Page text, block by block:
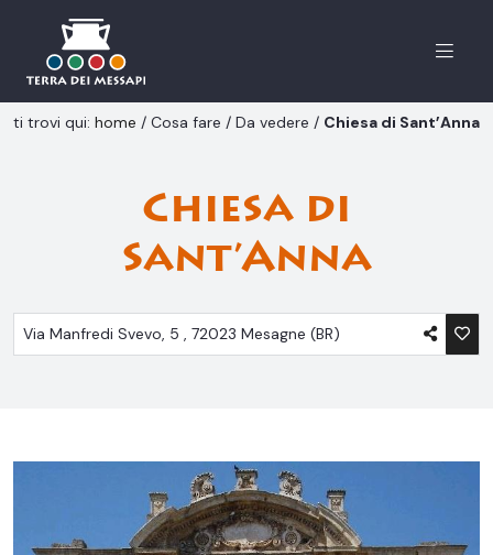
ti trovi qui: home / Cosa fare / Da vedere / Chiesa di Sant’Anna
Chiesa di
Sant’Anna
Via Manfredi Svevo, 5 , 72023 Mesagne (BR)